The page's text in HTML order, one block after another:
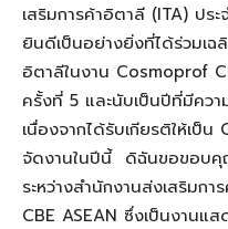
เสริมการค้าอิตาลี (ITA) ปร
ยินดีเป็นอย่างยิ่งที่ได้ร่วมเ
อิตาลีในงาน Cosmoprof
ครั้งที่ 5 และนับเป็นปีที่มีคว
เนื่องจากได้รับเกียรติให้เป็
จัดงานในปีนี้ ดิฉันขอขอบคุ
ระหว่างสำนักงานส่งเสริมก
CBE ASEAN ซึ่งเป็นงานแ